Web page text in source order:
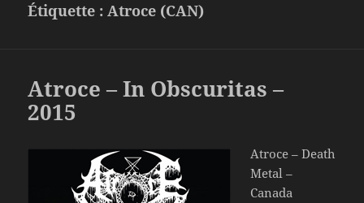
Étiquette :Atroce (CAN)
Atroce – In Obscuritas –
2015
Atroce – Death
Metal –
Canada